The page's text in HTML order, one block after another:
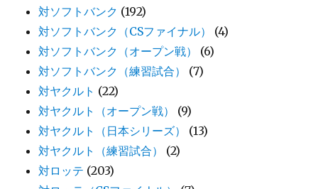
対ソフトバンク (192)
対ソフトバンク（CSファイナル）
(4)
対ソフトバンク（オープン戦）
(6)
対ソフトバンク（練習試合）
(7)
対ヤクルト (22)
対ヤクルト（オープン戦）
(9)
対ヤクルト（日本シリーズ）
(13)
対ヤクルト（練習試合）
(2)
対ロッテ (203)